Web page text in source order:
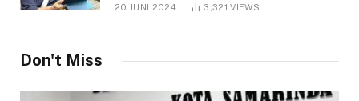
20 JUNI 2024 3,321VIEWS
Don't Miss